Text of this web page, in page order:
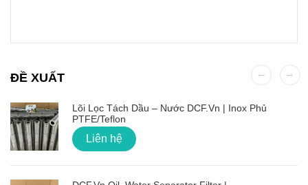
ĐỀ XUẤT
Lõi Lọc Tách Dầu – Nước DCF.vn | Inox Phủ
PTFE/Teflon
Liên hệ